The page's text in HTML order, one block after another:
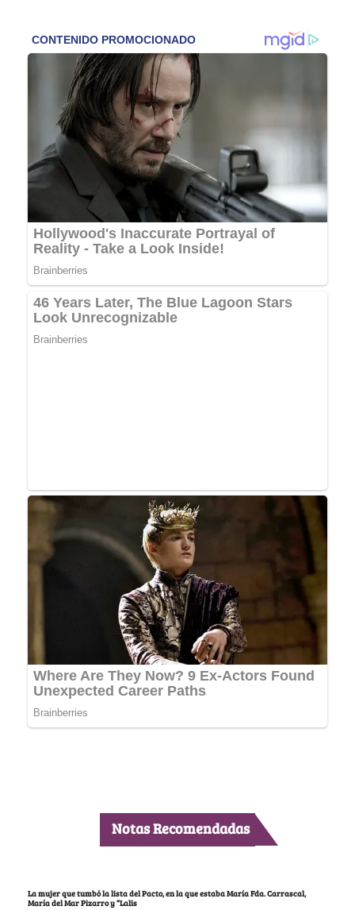
Notas Recomendadas
La mujer que tumbó la lista del Pacto, en la que estaba María Fda. Carrascal,
María del Mar Pizarro y “Lalis